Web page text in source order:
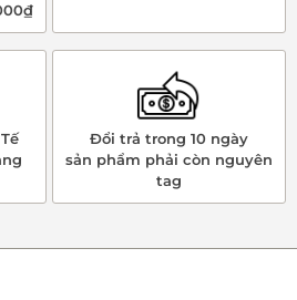
Đổi trả trong 10 ngày
sản phẩm phải còn nguyên
tag